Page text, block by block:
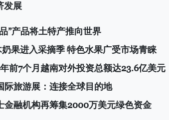
发展
”产品将土特产推向世界
果进入采摘季 特色水果广受市场青睐
前7个月越南对外投资总额达23.6亿美元
际旅游展：连接全球目的地
金融机构再筹集2000万美元绿色资金